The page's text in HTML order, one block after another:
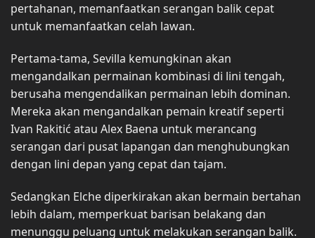
pertahanan, memanfaatkan serangan balik cepat
untuk memanfaatkan celah lawan.
Pertama-tama, Sevilla kemungkinan akan
mengandalkan permainan kombinasi di lini tengah,
berusaha mengendalikan permainan lebih dominan.
Mereka akan mengandalkan pemain kreatif seperti
Ivan Rakitić atau Alex Baena untuk merancang
serangan dari pusat lapangan dan menghubungkan
dengan lini depan yang cepat dan tajam.
Sedangkan Elche diperkirakan akan bermain bertahan
lebih dalam, memperkuat barisan belakang dan
menunggu peluang untuk melakukan serangan balik.